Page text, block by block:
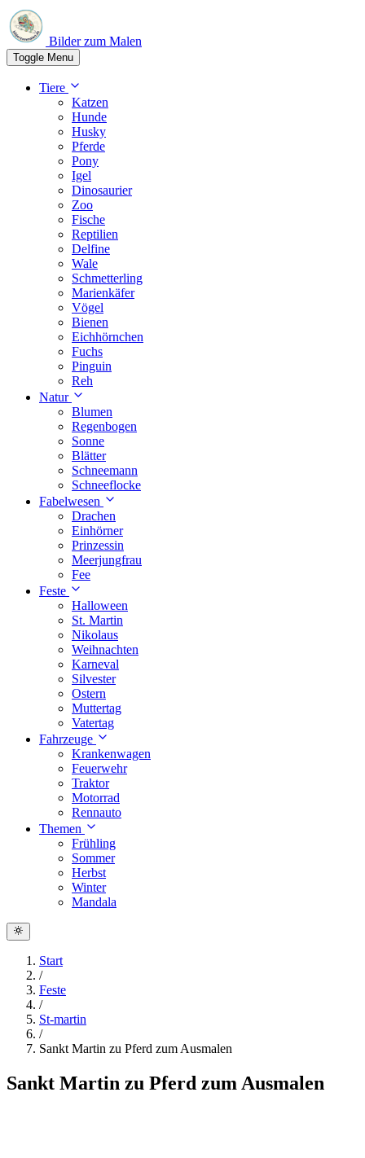
Bilder zum Malen
Toggle Menu
Tiere
Katzen
Hunde
Husky
Pferde
Pony
Igel
Dinosaurier
Zoo
Fische
Reptilien
Delfine
Wale
Schmetterling
Marienkäfer
Vögel
Bienen
Eichhörnchen
Fuchs
Pinguin
Reh
Natur
Blumen
Regenbogen
Sonne
Blätter
Schneemann
Schneeflocke
Fabelwesen
Drachen
Einhörner
Prinzessin
Meerjungfrau
Fee
Feste
Halloween
St. Martin
Nikolaus
Weihnachten
Karneval
Silvester
Ostern
Muttertag
Vatertag
Fahrzeuge
Krankenwagen
Feuerwehr
Traktor
Motorrad
Rennauto
Themen
Frühling
Sommer
Herbst
Winter
Mandala
Start
/
Feste
/
St-martin
/
Sankt Martin zu Pferd zum Ausmalen
Sankt Martin zu Pferd zum Ausmalen